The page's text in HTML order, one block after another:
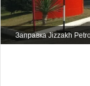
Заправка Jizzakh